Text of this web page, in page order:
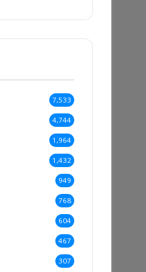
7,533
4,744
1,964
1,432
949
768
604
467
307